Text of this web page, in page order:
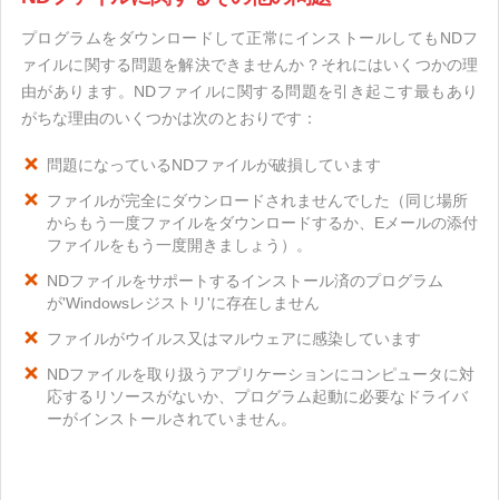
プログラムをダウンロードして正常にインストールしてもNDフ
ァイルに関する問題を解決できませんか？それにはいくつかの理
由があります。NDファイルに関する問題を引き起こす最もあり
がちな理由のいくつかは次のとおりです：
問題になっているNDファイルが破損しています
ファイルが完全にダウンロードされませんでした（同じ場所
からもう一度ファイルをダウンロードするか、Eメールの添付
ファイルをもう一度開きましょう）。
NDファイルをサポートするインストール済のプログラム
が'Windowsレジストリ'に存在しません
ファイルがウイルス又はマルウェアに感染しています
NDファイルを取り扱うアプリケーションにコンピュータに対
応するリソースがないか、プログラム起動に必要なドライバ
ーがインストールされていません。